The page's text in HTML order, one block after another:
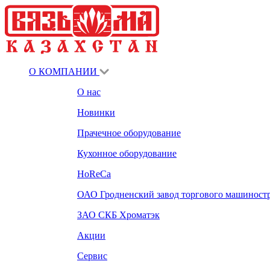
О КОМПАНИИ
О нас
Новинки
Прачечное оборудование
Кухонное оборудование
HoReCa
ОАО Гродненский завод торгового
ЗАО СКБ Хроматэк
Акции
Сервис